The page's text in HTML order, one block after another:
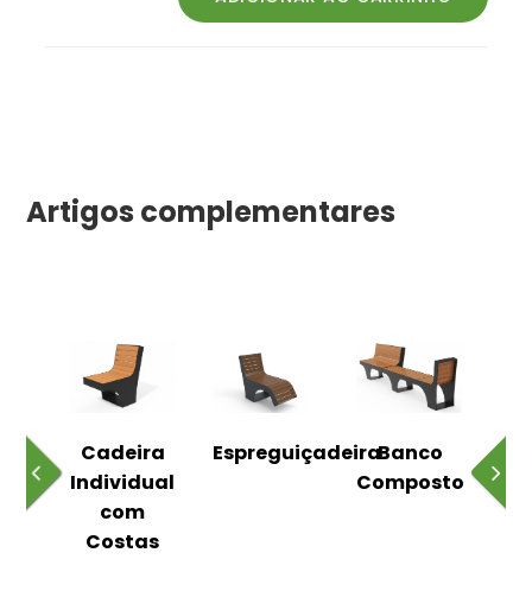
Artigos complementares
Cadeira
Individual
com
Costas
EspreguiçadeiraBanco
Composto